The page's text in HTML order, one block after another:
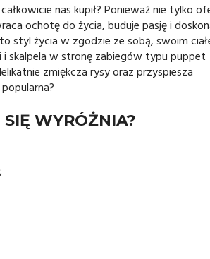
nas kupił? Ponieważ nie tylko
ochotę do życia, buduje pasję i
styl życia w zgodzie ze sobą, swoim
skalpela w stronę zabiegów typu puppet
zmiękcza rysy oraz przyspiesza
WYRÓŻNIA?